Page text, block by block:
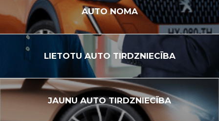
AUTONOMA
LIETOTUAUTO TIRDZNIECĪBA
JAUNUAUTO TIRDZNIECĪBA